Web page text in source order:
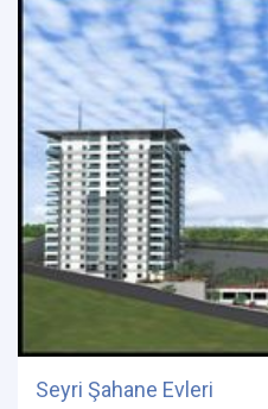
Seyri Şahane Evleri